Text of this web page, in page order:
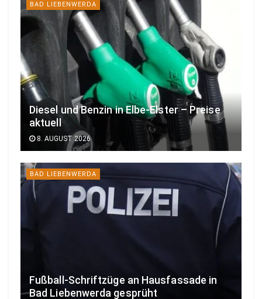
BAD LIEBENWERDA
Diesel und Benzin in Elbe-Elster – Preise
aktuell
8. AUGUST 2026
BAD LIEBENWERDA
Fußball-Schriftzüge an Hausfassade in
Bad Liebenwerda gesprüht